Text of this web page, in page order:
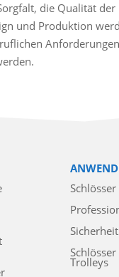
die Qualität
und Produktion
Trolleys